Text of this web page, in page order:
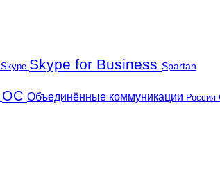
Skype Skype for Business Spartan
ОС Объединённые коммуникации Россия